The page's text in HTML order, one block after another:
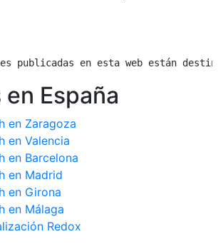
publicadas en esta web están
España
en Zaragoza
en Valencia
en Barcelona
en Madrid
en Girona
en Málaga
Redox